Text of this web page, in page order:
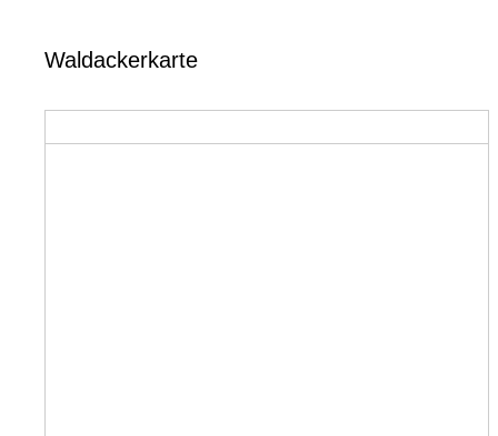
Waldackerkarte